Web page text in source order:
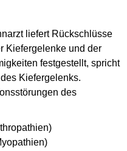
liefert Rückschlüsse
Kiefergelenke und der
festgestellt, spricht
Kiefergelenks.
des